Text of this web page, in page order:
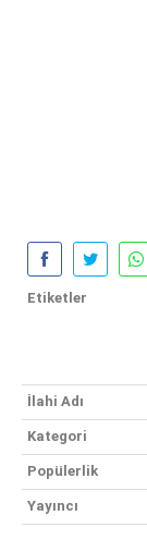
Etiketler
İlahi Adı
Kategori
Popülerlik
Yayıncı